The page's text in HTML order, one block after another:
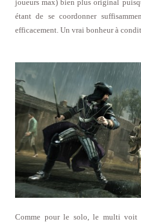
joueurs max) bien plus original
étant de se coordonner
efficacement. Un vrai bonheur à
Comme pour le solo, le multi voit